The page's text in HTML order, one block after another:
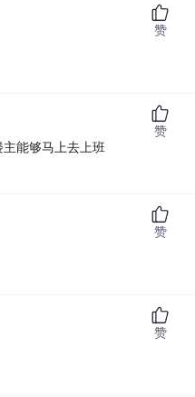
赞
能够马上去上班
赞
赞
赞